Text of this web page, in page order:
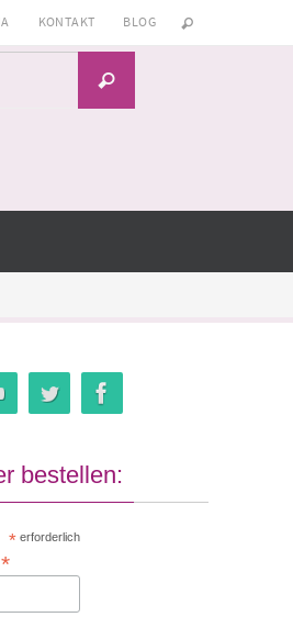
KONTAKT BLOG
Suchen
bestellen:
* erforderlich
*